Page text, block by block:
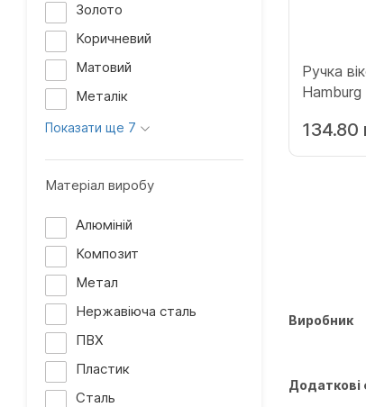
Золото
Коричневий
Матовий
Металік
Показати ще 7
Матеріал виробу
Алюміній
Композит
Метал
Нержавіюча сталь
ПВХ
Пластик
Сталь
Ручка
Hamburg 9016 біла
134.80
Виробник
Додаткові